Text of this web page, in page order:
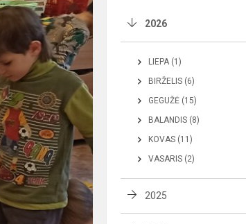
2026
LIEPA (1)
BIRŽELIS (6)
GEGUŽĖ (15)
BALANDIS (8)
KOVAS (11)
VASARIS (2)
2025